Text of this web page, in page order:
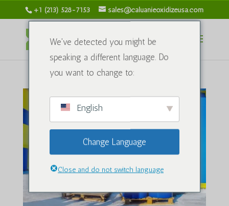
+1 (213) 528-7153 sales@caluanieoxidizeusa.com
We've detected you might be
speaking a different language. Do
you want to change to:
English
Change Language
Close and do not switch language